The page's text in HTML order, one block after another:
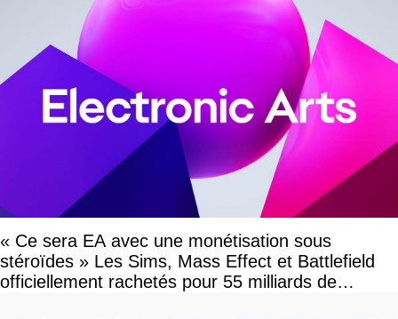
« Ce sera EA avec une monétisation sous
stéroïdes » Les Sims, Mass Effect et Battlefield
officiellement rachetés pour 55 milliards de